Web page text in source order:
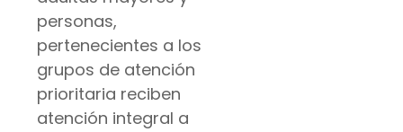
personas,
pertenecientes a los
grupos de atención
prioritaria reciben
atención integral a